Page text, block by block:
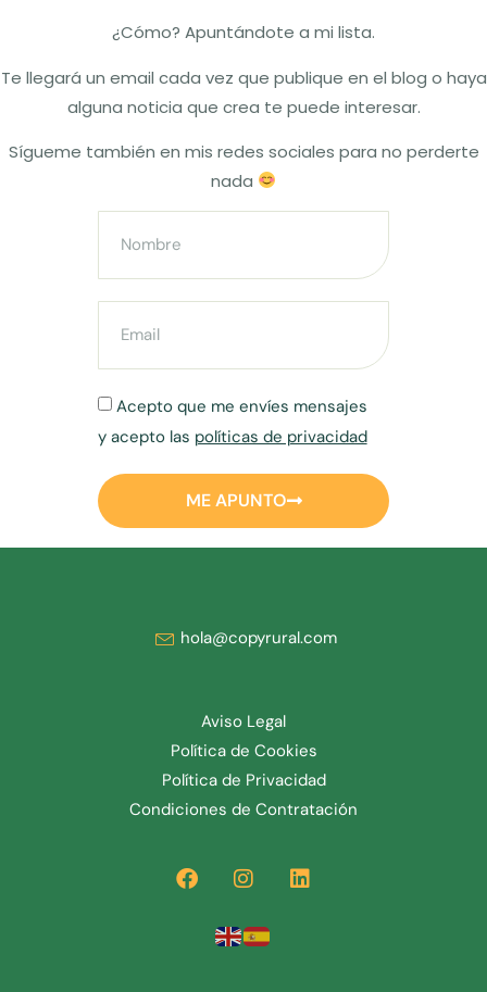
¿Cómo? Apuntándote a mi lista.
Te llegará un email cada vez que publique en el blog o haya
alguna noticia que crea te puede interesar.
Sígueme también en mis redes sociales para no perderte
nada
Acepto que me envíes mensajes
y acepto las políticas de privacidad
ME APUNTO
hola@copyrural.com
Aviso Legal
Política de Cookies
Política de Privacidad
Condiciones de Contratación